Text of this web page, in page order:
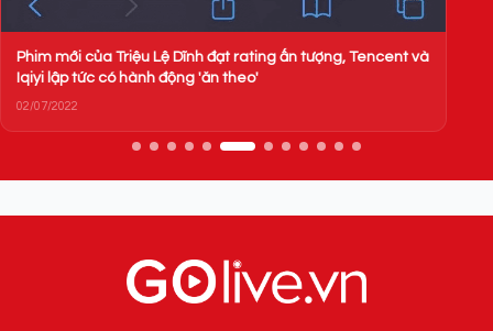
Phim mới của Triệu Lệ Dĩnh đạt rating ấn tượng, Tencent và
Iqiyi lập tức có hành động 'ăn theo'
02/07/2022